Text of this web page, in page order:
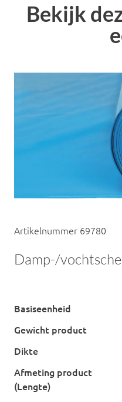
Bekijk
Artikelnummer 69780
Damp-/
Basiseenheid
Gewicht product
Dikte
Afmeting product
(Lengte)